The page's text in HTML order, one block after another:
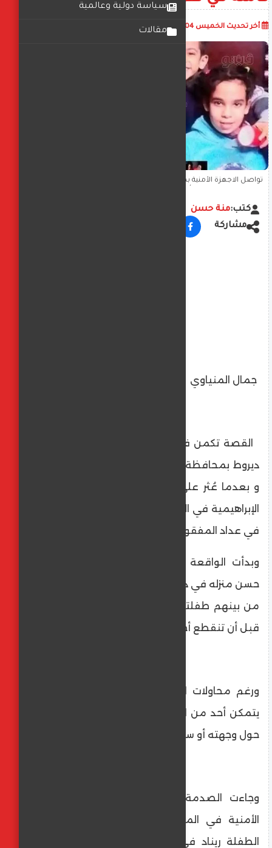
سياسة دولية وعالمية
مقالات أخر تحديث الخميس 04 ديسمبر 2025
تواصل الاجهزة الأمنية بمحافظتي أسيوط والمنيا جهودها لكشف لغز
كتب:منة حسن
مشاركة
جمال المنياوي
القصة تكمن في أسرة كامله خرجت من مركز
ديروط بمحافظة أسيوط قبل أيام الاب وأولاده ،
و بعدما عُثر على جثمان الأب وابنته في ترعة
الإبراهيمية في المنيا، و ما زال ثلاثة من أطفاله
في عداد المفقودين حتى الآن.
وبدأت الواقعة عندما غادر الأب محمد رشاد
حسن منزله في ديروط بصحبة أربعة من أطفاله،
من بينهم طفلته ريناد التي تعاني من التوحد،
قبل أن تنقطع أخبارهم تمامًا.
ورغم محاولات الأقارب تتبع خط سير الأب، لم
يتمكن أحد من الوصول إلى معلومات مؤكدة
حول وجهته أو سبب تغيبه المفاجئ
وجاءت الصدمة الأولى عندما تلقت الأجهزة
الأمنية في المنيا بلاغًا بالعثور على جثمان
الطفلة ريناد في مياه ترعة الإبراهيمية أمام